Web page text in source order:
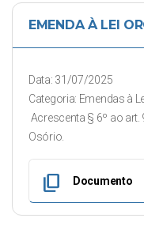
EMENDA À LEI
Data: 31/07/2025
Categoria: Emendas à
Acrescenta § 6º ao art.
Osório.
content_copy Documento